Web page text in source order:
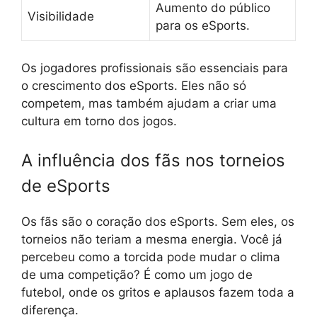
Visibilidade
Aumento do público
para os eSports.
Os jogadores profissionais são essenciais para
o crescimento dos eSports. Eles não só
competem, mas também ajudam a criar uma
cultura em torno dos jogos.
A influência dos fãs nos torneios
de eSports
Os fãs são o coração dos eSports. Sem eles, os
torneios não teriam a mesma energia. Você já
percebeu como a torcida pode mudar o clima
de uma competição? É como um jogo de
futebol, onde os gritos e aplausos fazem toda a
diferença.